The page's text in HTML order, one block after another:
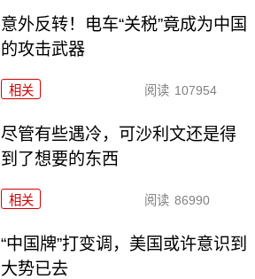
意外反转！电车“关税”竟成为中国
的攻击武器
相关 阅读 107954
尽管有些遇冷，可沙利文还是得
到了想要的东西
相关 阅读 86990
“中国牌”打变调，美国或许意识到
大势已去